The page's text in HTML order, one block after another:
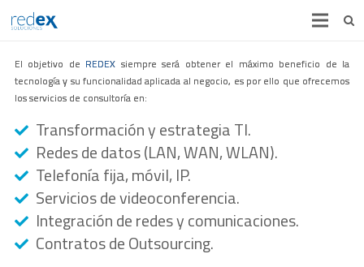
INICIO
¿QUIÉNES SOMOS?
SOLUCIONES
CONSULTORIA
ALIANZAS
CASOS DE ÉXITO
CONTACTO
El objetivo de REDEX siempre será obtener el máximo beneficio de la
tecnología y su funcionalidad aplicada al negocio, es por ello que ofrecemos
los servicios de consultoría en:
Transformación y estrategia TI.
Redes de datos (LAN, WAN, WLAN).
Telefonía fija, móvil, IP.
Servicios de videoconferencia.
Integración de redes y comunicaciones.
Contratos de Outsourcing.